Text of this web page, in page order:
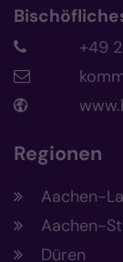
+49
Regionen
Aachen-
Aachen-
Düren